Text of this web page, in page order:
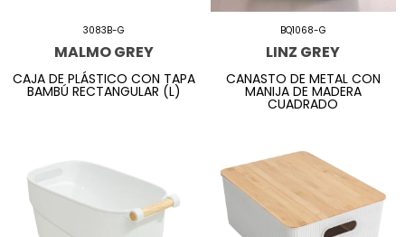
3083B-G
MALMO GREY
CAJA DE PLÁSTICO CON TAPA
BAMBÚ RECTANGULAR (L)
BQ1068-G
LINZ GREY
CANASTO DE METAL CON
MANIJA DE MADERA
CUADRADO